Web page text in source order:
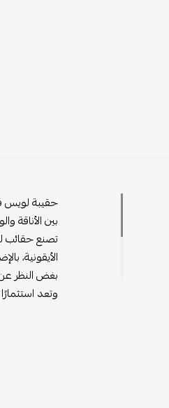
حقيبة لويس
بين الأناقة
الأيقونية،
بغض النظر عن
وتعد